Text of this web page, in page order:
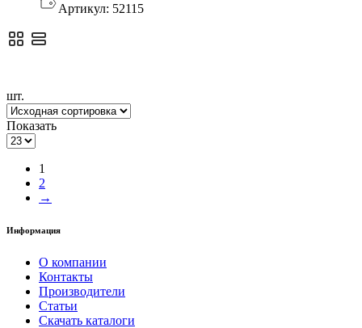
Артикул: 52115
шт.
Показать
1
2
→
Информация
О компании
Контакты
Производители
Статьи
Скачать каталоги